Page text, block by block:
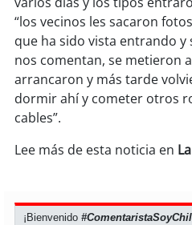
soy coronel
soyarauco
soy
soyvaldivia
“los vecinos les sacaron
que ha sido vista entrando y
nos comentan, se metieron
arrancaron y más tarde
dormir ahí y cometer otros
cables”.
Lee más de esta noticia en
¡Bienvenido